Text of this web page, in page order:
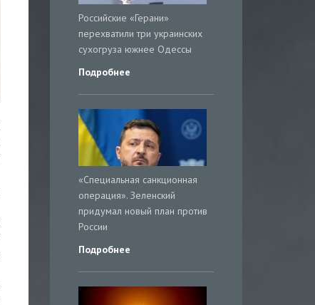
Российские «Герани»
перехватили три украинских
сухогруза южнее Одессы
Подробнее
«Специальная санкционная
операция». Зеленский
придумал новый план против
России
Подробнее